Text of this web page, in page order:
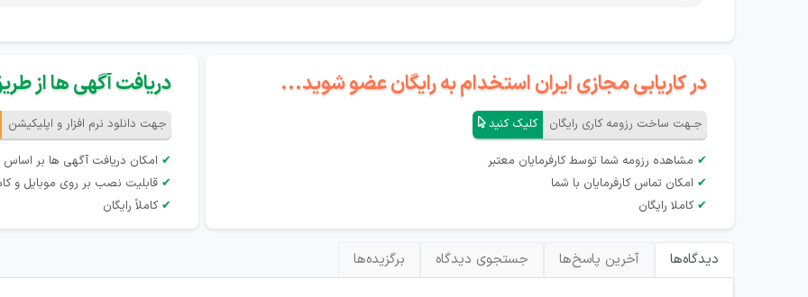
در کاریابی مجازی ایران استخدام به رایگان عضو شوید...
جـهت ساخت رزومه کاری رایگان کلیک کنید
✔ مشاهده رزومه شما توسط کارفرمایان معتبر
✔ امکان تماس کارفرمایان با شما
✔ کاملا رایگان
دریافت آگهی ها از
جهت دانلود نرم افزار و اپلیکیشن
✔ امکان دریافت آگهی ها بر
✔ قابلیت نصب بر روی موبایل و
✔ کاملاً رایگان
دیدگاه‌ها آخرین پاسخ‌ها جستجوی دیدگاه برگزیده‌ها